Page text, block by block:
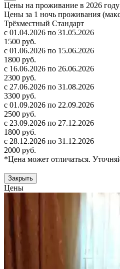
Цены на проживание в 2026 году
Цены за 1 ночь проживания
Трёхместный Стандарт
с 01.04.2026 по 31.05.2026
1500 руб.
с 01.06.2026 по 15.06.2026
1800 руб.
с 16.06.2026 по 26.06.2026
2300 руб.
с 27.06.2026 по 31.08.2026
3300 руб.
с 01.09.2026 по 22.09.2026
2500 руб.
с 23.09.2026 по 27.12.2026
1800 руб.
с 28.12.2026 по 31.12.2026
2000 руб.
*Цена может отличаться.
Закрыть
Цены